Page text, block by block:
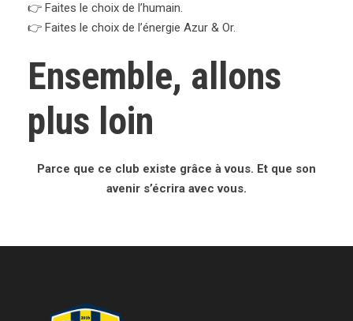
👉 Faites le choix de l’humain.
👉 Faites le choix de l’énergie Azur & Or.
Ensemble, allons
plus loin
Parce que ce club existe grâce à vous. Et que son
avenir s’écrira avec vous.